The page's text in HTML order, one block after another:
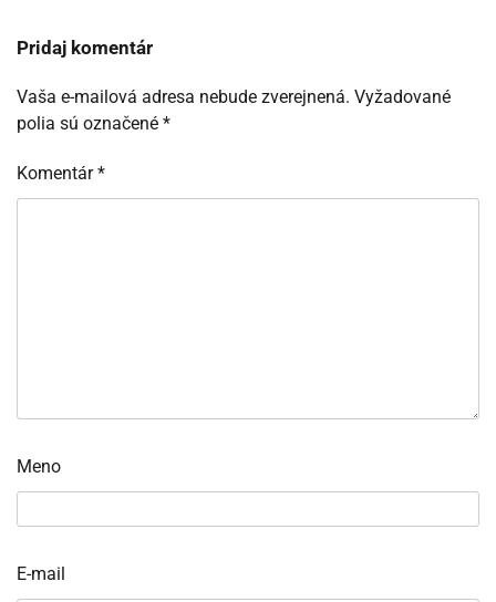
Pridaj komentár
Vaša e-mailová adresa nebude zverejnená. Vyžadované
polia sú označené *
Komentár*
Meno
E-mail